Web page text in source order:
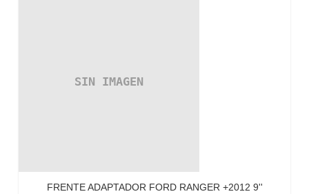
FRENTE ADAPTADOR FORD RANGER +2012 9''